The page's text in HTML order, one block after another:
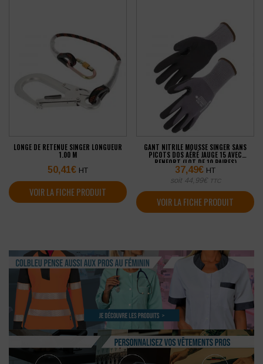
LONGE DE RETENUE SINGER LONGUEUR
1.00 M
50,41€ HT
VOIR LA FICHE PRODUIT
GANT NITRILE MOUSSE SINGER SANS
PICOTS DOS AÉRÉ JAUGE 15 AVEC
RENFORT (LOT DE 10 PAIRES)
37,49€ HT
soit 44,99€ TTC
VOIR LA FICHE PRODUIT